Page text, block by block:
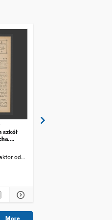
szkół
odpowiedzialny
More